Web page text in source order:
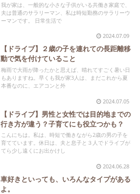
我が家は、一般的な小さな子供がいる共働き家庭で、
夫は普通のサラリーマン、私は時短勤務のサラリーウ
ーマンです。 日常生活で
2024.07.09
【ドライブ】２歳の子を連れての長距離移
動で気を付けていること
梅雨で大雨が降ったかと思えば、晴れてすごく暑い日
もありますね。早くも我が家3人は、まだこれから夏
本番なのに、エアコンと外
2024.07.05
【ドライブ】男性と女性では目的地までの
行き方が違う？子育てにも役立つかも？
こんにちは。私は、時短で働きながら2歳の男の子を
育てています。休日は、夫と息子と３人でドライブが
てら少し遠くにお出かけし
2024.06.28
車好きといっても、いろんなタイプがある
よ。